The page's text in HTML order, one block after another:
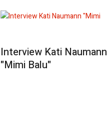
Interview Kati Naumann
"Mimi Balu"